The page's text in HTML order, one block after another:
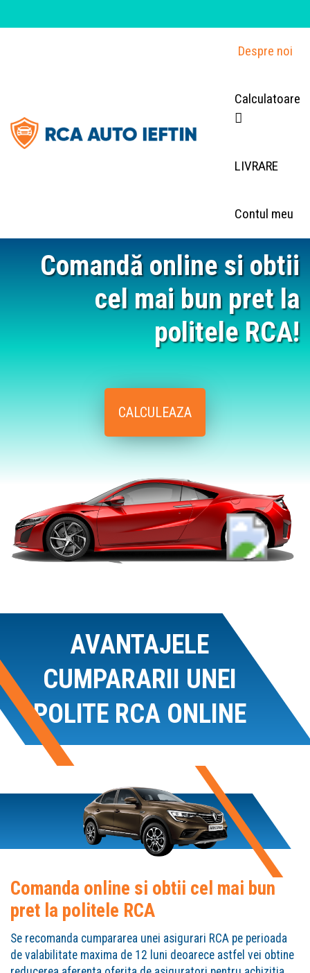
Despre noi
Calculatoare
LIVRARE
Contul meu
Comandă online si obtii
cel mai bun pret la
politele RCA!
CALCULEAZA
AVANTAJELE
CUMPARARII UNEI
POLITE RCA ONLINE
Comanda online si obtii cel mai bun
pret la politele RCA
Se recomanda cumpararea unei asigurari RCA pe perioada
de valabilitate maxima de 12 luni deoarece astfel vei obtine